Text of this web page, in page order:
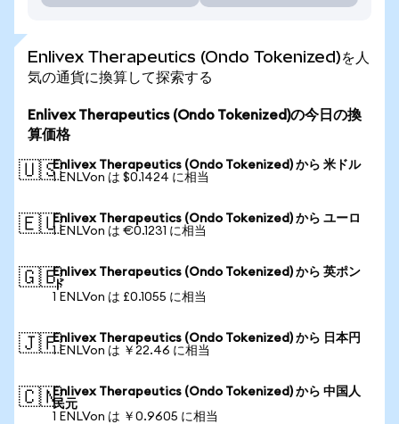
Enlivex Therapeutics (Ondo Tokenized)を人
気の通貨に換算して探索する
Enlivex Therapeutics (Ondo Tokenized)の今日の換
算価格
🇺🇸Enlivex Therapeutics (Ondo Tokenized) から 米ドル
1 ENLVon は $0.1424 に相当
🇪🇺Enlivex Therapeutics (Ondo Tokenized) から ユーロ
1 ENLVon は €0.1231 に相当
🇬🇧Enlivex Therapeutics (Ondo Tokenized) から 英ポン
ド
1 ENLVon は £0.1055 に相当
🇯🇵Enlivex Therapeutics (Ondo Tokenized) から 日本円
1 ENLVon は ￥22.46 に相当
🇨🇳Enlivex Therapeutics (Ondo Tokenized) から 中国人
民元
1 ENLVon は ￥0.9605 に相当